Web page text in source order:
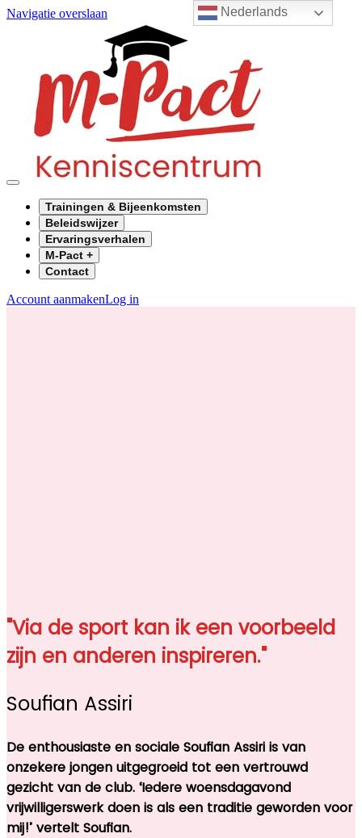
Nederlands
Navigatie overslaan
Trainingen & Bijeenkomsten
Beleidswijzer
Ervaringsverhalen
M-Pact +
Contact
Account aanmakenLog in
"Via de sport kan ik een voorbeeld
zijn en anderen inspireren."
Soufian Assiri
De enthousiaste en sociale Soufian Assiri is van
onzekere jongen uitgegroeid tot een vertrouwd
gezicht van de club. ‘Iedere woensdagavond
vrijwilligerswerk doen is als een traditie geworden voor
mij!’ vertelt Soufian.